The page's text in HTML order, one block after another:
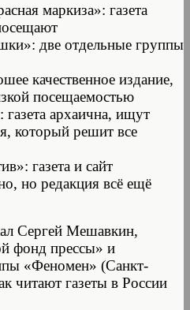
маркиза»: газета
две отдельные группы
качественное издание,
посещаемостью
архаична, ищут
который решит все
газета и сайт
но редакция всё ещё
Сергей Мешавкин,
фонд прессы» и
«Феномен» (Санкт-
читают газеты в России